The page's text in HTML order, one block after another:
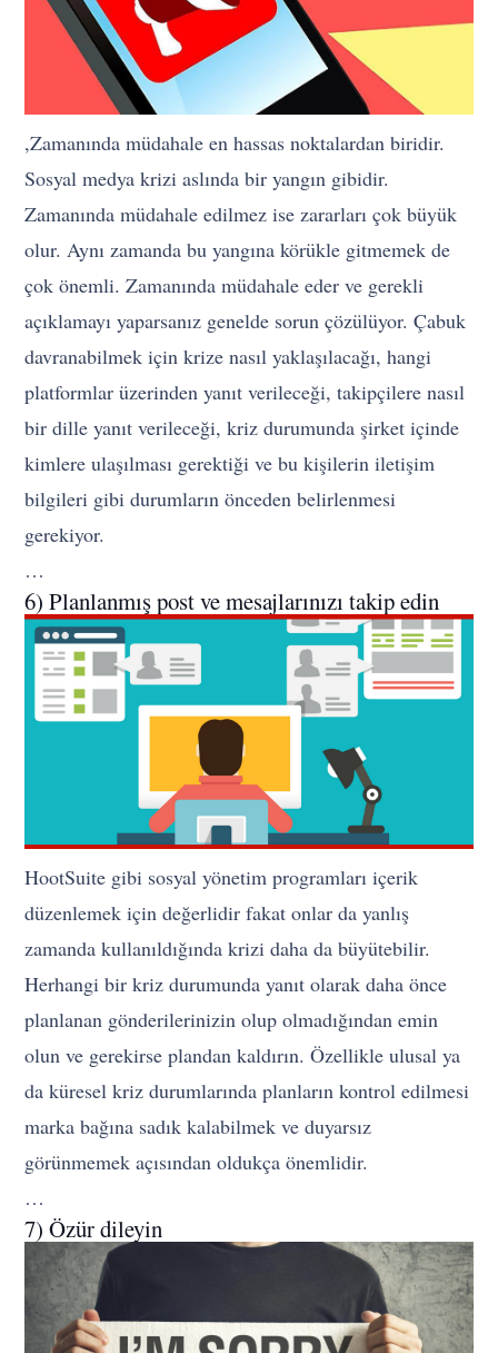
,Zamanında müdahale en hassas noktalardan biridir.
Sosyal medya krizi aslında bir yangın gibidir.
Zamanında müdahale edilmez ise zararları çok büyük
olur. Aynı zamanda bu yangına körükle gitmemek de
çok önemli. Zamanında müdahale eder ve gerekli
açıklamayı yaparsanız genelde sorun çözülüyor. Çabuk
davranabilmek için krize nasıl yaklaşılacağı, hangi
platformlar üzerinden yanıt verileceği, takipçilere nasıl
bir dille yanıt verileceği, kriz durumunda şirket içinde
kimlere ulaşılması gerektiği ve bu kişilerin iletişim
bilgileri gibi durumların önceden belirlenmesi
gerekiyor.
…
6) Planlanmış post ve mesajlarınızı takip edin
HootSuite gibi sosyal yönetim programları içerik
düzenlemek için değerlidir fakat onlar da yanlış
zamanda kullanıldığında krizi daha da büyütebilir.
Herhangi bir kriz durumunda yanıt olarak daha önce
planlanan gönderilerinizin olup olmadığından emin
olun ve gerekirse plandan kaldırın. Özellikle ulusal ya
da küresel kriz durumlarında planların kontrol edilmesi
marka bağına sadık kalabilmek ve duyarsız
görünmemek açısından oldukça önemlidir.
…
7) Özür dileyin